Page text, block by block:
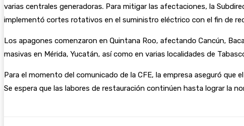
varias centrales generadoras. Para mitigar las afectaciones, la
implementó cortes rotativos en el suministro eléctrico con el fin de
Los apagones comenzaron en Quintana Roo, afectando Cancún,
masivas en Mérida, Yucatán, así como en varias localidades de
Para el momento del comunicado de la CFE, la empresa aseguró
Se espera que las labores de restauración continúen hasta lograr la